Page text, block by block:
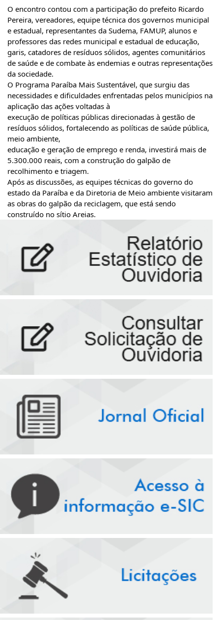
O encontro contou com a participação do prefeito Ricardo
Pereira, vereadores, equipe técnica dos governos municipal
e estadual, representantes da Sudema, FAMUP, alunos e
professores das redes municipal e estadual de educação,
garis, catadores de resíduos sólidos, agentes comunitários
de saúde e de combate às endemias e outras representações
da sociedade.
O Programa Paraíba Mais Sustentável, que surgiu das
necessidades e dificuldades enfrentadas pelos municípios na
aplicação das ações voltadas à
execução de políticas públicas direcionadas à gestão de
resíduos sólidos, fortalecendo as políticas de saúde pública,
meio ambiente,
educação e geração de emprego e renda, investirá mais de
5.300.000 reais, com a construção do galpão de
recolhimento e triagem.
Após as discussões, as equipes técnicas do governo do
estado da Paraíba e da Diretoria de Meio ambiente visitaram
as obras do galpão da reciclagem, que está sendo
construído no sítio Areias.